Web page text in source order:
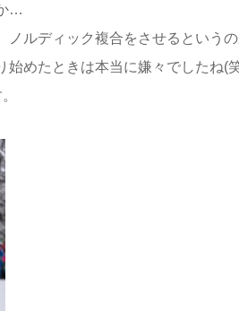
…
ノルディック複合をさせるという
始めたときは本当に嫌々でしたね(